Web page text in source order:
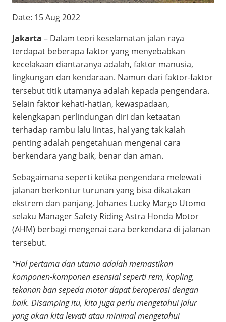
Date: 15 Aug 2022
Jakarta – Dalam teori keselamatan jalan raya
terdapat beberapa faktor yang menyebabkan
kecelakaan diantaranya adalah, faktor manusia,
lingkungan dan kendaraan. Namun dari faktor-faktor
tersebut titik utamanya adalah kepada pengendara.
Selain faktor kehati-hatian, kewaspadaan,
kelengkapan perlindungan diri dan ketaatan
terhadap rambu lalu lintas, hal yang tak kalah
penting adalah pengetahuan mengenai cara
berkendara yang baik, benar dan aman.
Sebagaimana seperti ketika pengendara melewati
jalanan berkontur turunan yang bisa dikatakan
ekstrem dan panjang. Johanes Lucky Margo Utomo
selaku Manager Safety Riding Astra Honda Motor
(AHM) berbagi mengenai cara berkendara di jalanan
tersebut.
“Hal pertama dan utama adalah memastikan
komponen-komponen esensial seperti rem, kopling,
tekanan ban sepeda motor dapat beroperasi dengan
baik. Disamping itu, kita juga perlu mengetahui jalur
yang akan kita lewati atau minimal mengetahui